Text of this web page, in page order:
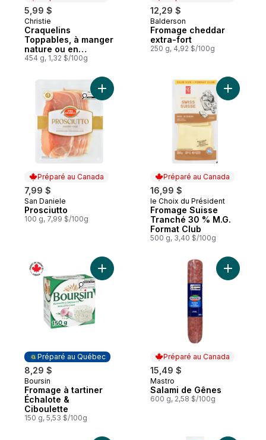
5,99 $
Préparé au Canada
Christie
Craquelins
Toppables, à manger
nature ou en
topping, goût beurré,
fondants en bouche
454 g, 1,32 $/100g
12,29 $
Préparé au Canada
Balderson
Fromage cheddar
extra-fort
250 g, 4,92 $/100g
Préparé au Canada
7,99 $
Préparé au Canada
San Daniele
Prosciutto
100 g, 7,99 $/100g
Ajouter Prosciutto au panier
Préparé au Canada
16,99 $
Préparé au Canada
le Choix du Président
Fromage Suisse
Tranché 30 % M.G.
Format Club
500 g, 3,40 $/100g
Ajouter
Préparé au Québec
8,29 $
Préparé au Québec
Boursin
Fromage à tartiner
Échalote &
Ciboulette
150 g, 5,53 $/100g
Ajouter Fromage à tartiner Échalote &
Préparé au Canada
15,49 $
Préparé au Canada
Mastro
Salami de Gênes
600 g, 2,58 $/100g
Ajouter